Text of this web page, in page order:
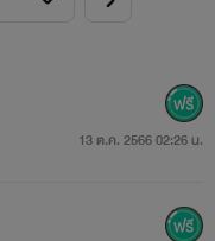
13 ต.ค. 2566 02:26 น.